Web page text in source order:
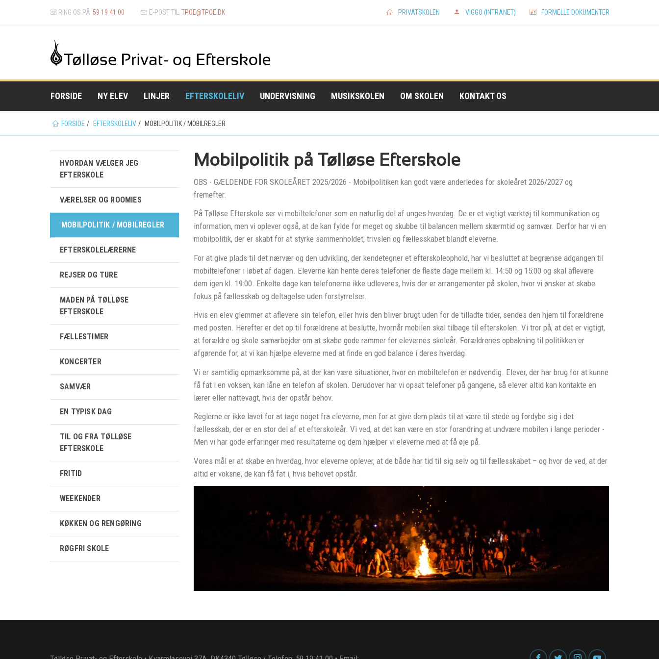
RING OS PÅ 59 19 41 00 E-POST TIL TPOE@TPOE. DK PRIVATSKOLEN VIGGO (INTRANET) FORMELLE DOKUMENTER
FORSIDE NY ELEV LINJER EFTERSKOLELIV UNDERVISNING MUSIKSKOLEN OM SKOLEN KONTAKT OS
FORSIDE EFTERSKOLELIV MOBILPOLITIK / MOBILREGLER
Mobilpolitik på Tølløse Efterskole
OBS - GÆLDENDE FOR SKOLEÅRET 2025/2026 - Mobilpolitiken kan godt være anderledes for skoleåret 2026/2027 og
fremefter.
På Tølløse Efterskole ser vi mobiltelefoner som en naturlig del af unges hverdag. De er et vigtigt værktøj til kommunikation og
information, men vi oplever også, at de kan fylde for meget og skubbe til balancen mellem skærmtid og samvær. Derfor har vi en
mobilpolitik, der er skabt for at styrke sammenholdet, trivslen og fællesskabet blandt eleverne.
For at give plads til det nærvær og den udvikling, der kendetegner et efterskoleophold, har vi besluttet at begrænse adgangen til
mobiltelefoner i løbet af dagen. Eleverne kan hente deres telefoner de fleste dage mellem kl. 14:50 og 15:00 og skal aflevere
dem igen kl. 19:00. Enkelte dage kan telefonerne ikke udleveres, hvis der er arrangementer på skolen, hvor vi ønsker at skabe
fokus på fællesskab og deltagelse uden forstyrrelser.
Hvis en elev glemmer at aflevere sin telefon, eller hvis den bliver brugt uden for de tilladte tider, sendes den hjem til forældrene
med posten. Herefter er det op til forældrene at beslutte, hvornår mobilen skal tilbage til efterskolen. Vi tror på, at det er vigtigt,
at forældre og skole samarbejder om at skabe gode rammer for elevernes skoleår. Forældrenes opbakning til politikken er
afgørende for, at vi kan hjælpe eleverne med at finde en god balance i deres hverdag.
Vi er samtidig opmærksomme på, at der kan være situationer, hvor en mobiltelefon er nødvendig. Elever, der har brug for at kunne
få fat i en voksen, kan låne en telefon af skolen. Derudover har vi opsat telefoner på gangene, så elever altid kan kontakte en
lærer eller nattevagt, hvis der opstår behov.
Reglerne er ikke lavet for at tage noget fra eleverne, men for at give dem plads til at være til stede og fordybe sig i det
fællesskab, der er en stor del af et efterskoleår. Vi ved, at det kan være en stor forandring at undvære mobilen i lange perioder -
Men vi har gode erfaringer med resultaterne og dem hjælper vi eleverne med at få øje på.
Vores mål er at skabe en hverdag, hvor eleverne oplever, at de både har tid til sig selv og til fællesskabet – og hvor de ved, at der
altid er voksne, de kan få fat i, hvis behovet opstår.
HVORDAN VÆLGER JEG
EFTERSKOLE
VÆRELSER OG ROOMIES
MOBILPOLITIK / MOBILREGLER
EFTERSKOLELÆRERNE
REJSER OG TURE
MADEN PÅ TØLLØSE
EFTERSKOLE
FÆLLESTIMER
KONCERTER
SAMVÆR
EN TYPISK DAG
TIL OG FRA TØLLØSE
EFTERSKOLE
FRITID
WEEKENDER
KØKKEN OG RENGØRING
RØGFRI SKOLE